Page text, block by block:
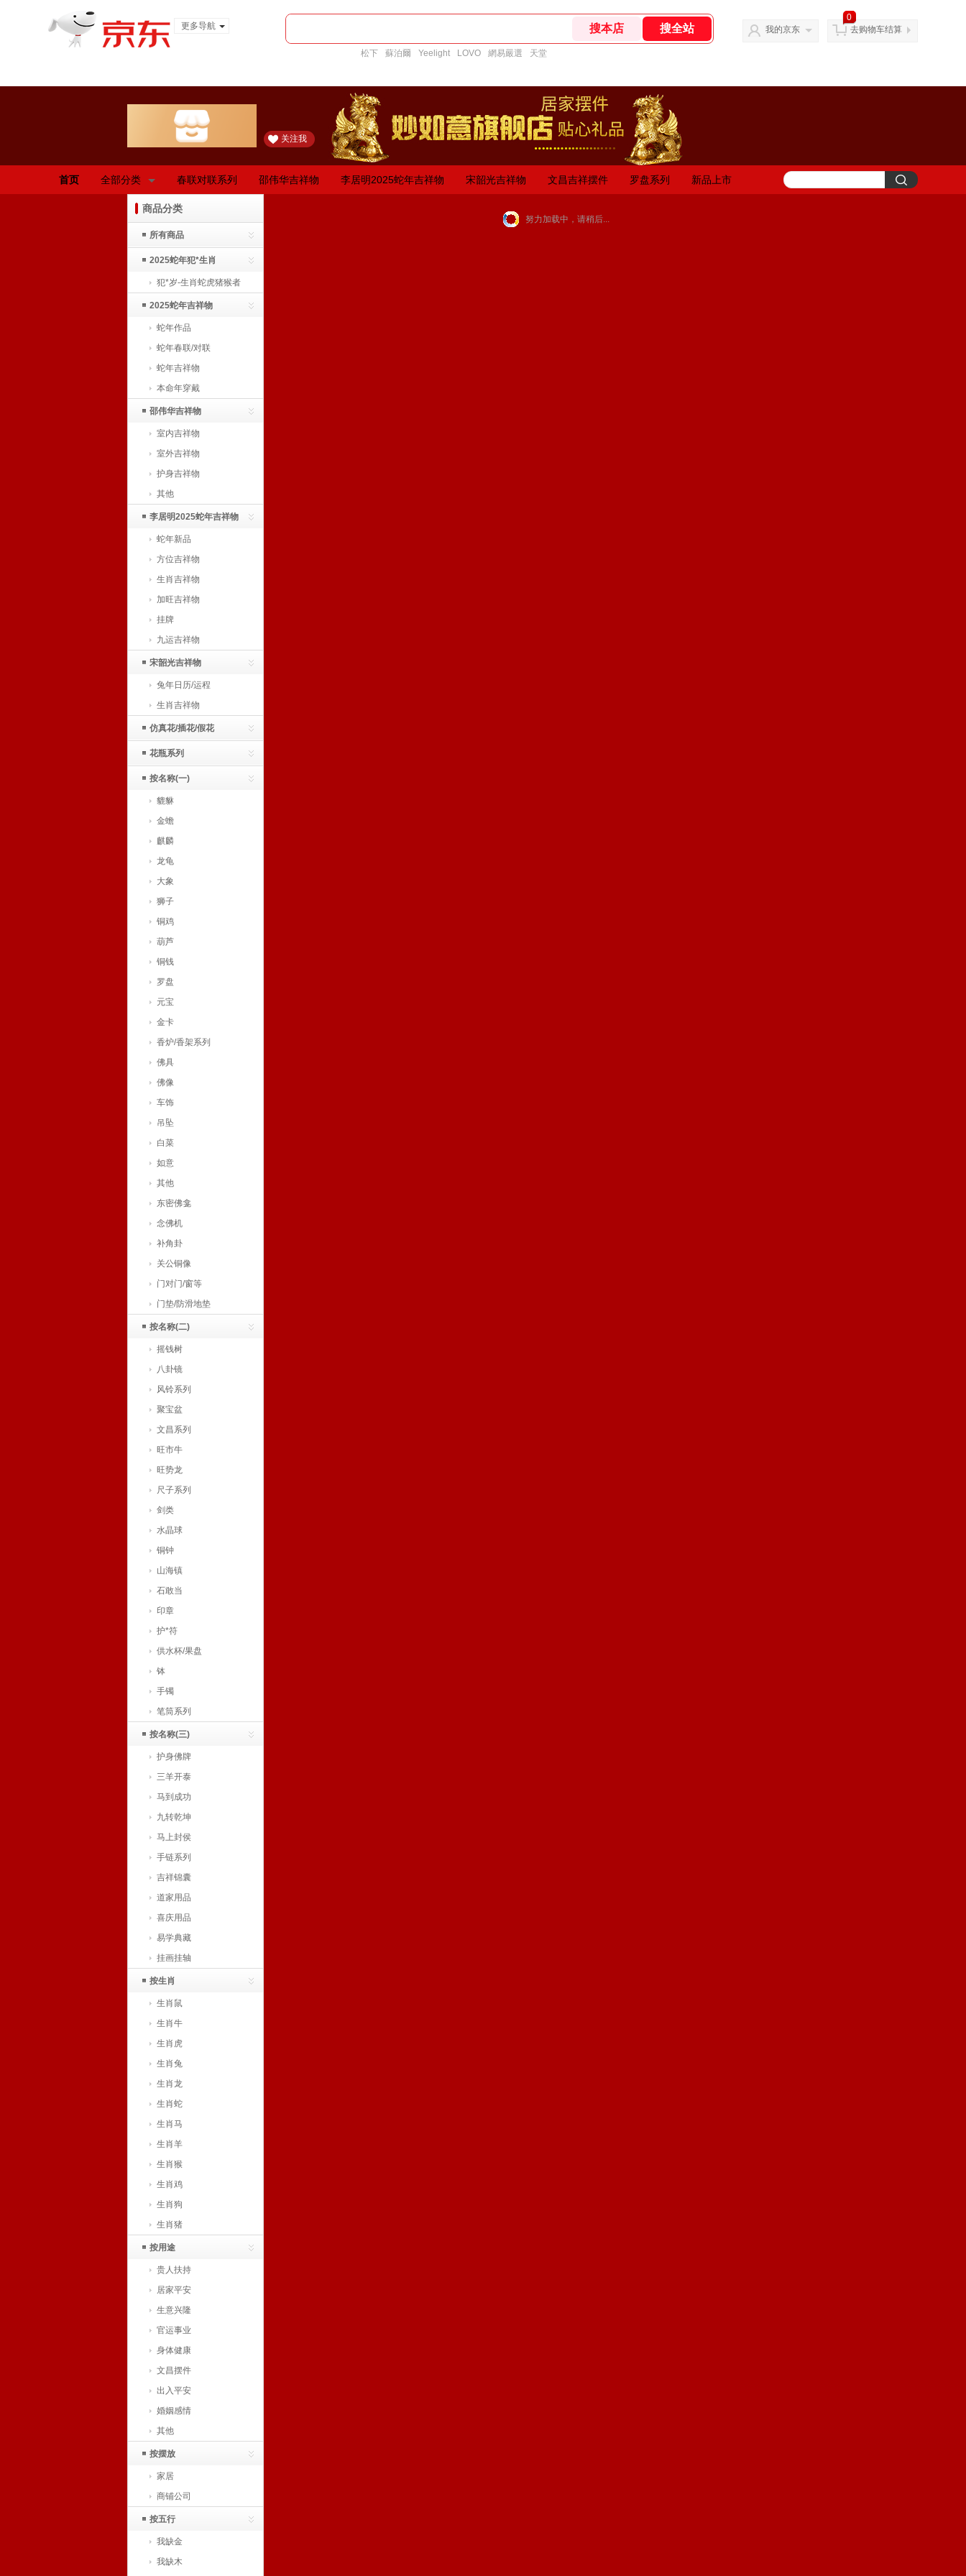
更多导航
松下 蘇泊爾 Yeelight LOVO 網易嚴選 天堂
我的京东
0
去购物车结算
关注我
首页 全部分类 春联对联系列 邵伟华吉祥物 李居明2025蛇年吉祥物 宋韶光吉祥物 文昌吉祥摆件 罗盘系列 新品上市
商品分类
所有商品
2025蛇年犯*生肖
犯*岁-生肖蛇虎猪猴者
2025蛇年吉祥物
蛇年作品
蛇年春联/对联
蛇年吉祥物
本命年穿戴
邵伟华吉祥物
室内吉祥物
室外吉祥物
护身吉祥物
其他
李居明2025蛇年吉祥物
蛇年新品
方位吉祥物
生肖吉祥物
加旺吉祥物
挂牌
九运吉祥物
宋韶光吉祥物
兔年日历/运程
生肖吉祥物
仿真花/插花/假花
花瓶系列
按名称(一)
貔貅
金蟾
麒麟
龙龟
大象
狮子
铜鸡
葫芦
铜钱
罗盘
元宝
金卡
香炉/香架系列
佛具
佛像
车饰
吊坠
白菜
如意
其他
东密佛龛
念佛机
补角卦
关公铜像
门对门/窗等
门垫/防滑地垫
按名称(二)
摇钱树
八卦镜
风铃系列
聚宝盆
文昌系列
旺市牛
旺势龙
尺子系列
剑类
水晶球
铜钟
山海镇
石敢当
印章
护*符
供水杯/果盘
钵
手镯
笔筒系列
按名称(三)
护身佛牌
三羊开泰
马到成功
九转乾坤
马上封侯
手链系列
吉祥锦囊
道家用品
喜庆用品
易学典藏
挂画挂轴
按生肖
生肖鼠
生肖牛
生肖虎
生肖兔
生肖龙
生肖蛇
生肖马
生肖羊
生肖猴
生肖鸡
生肖狗
生肖猪
按用途
贵人扶持
居家平安
生意兴隆
官运事业
身体健康
文昌摆件
出入平安
婚姻感情
其他
按摆放
家居
商铺公司
按五行
我缺金
我缺木
努力加载中，请稍后...